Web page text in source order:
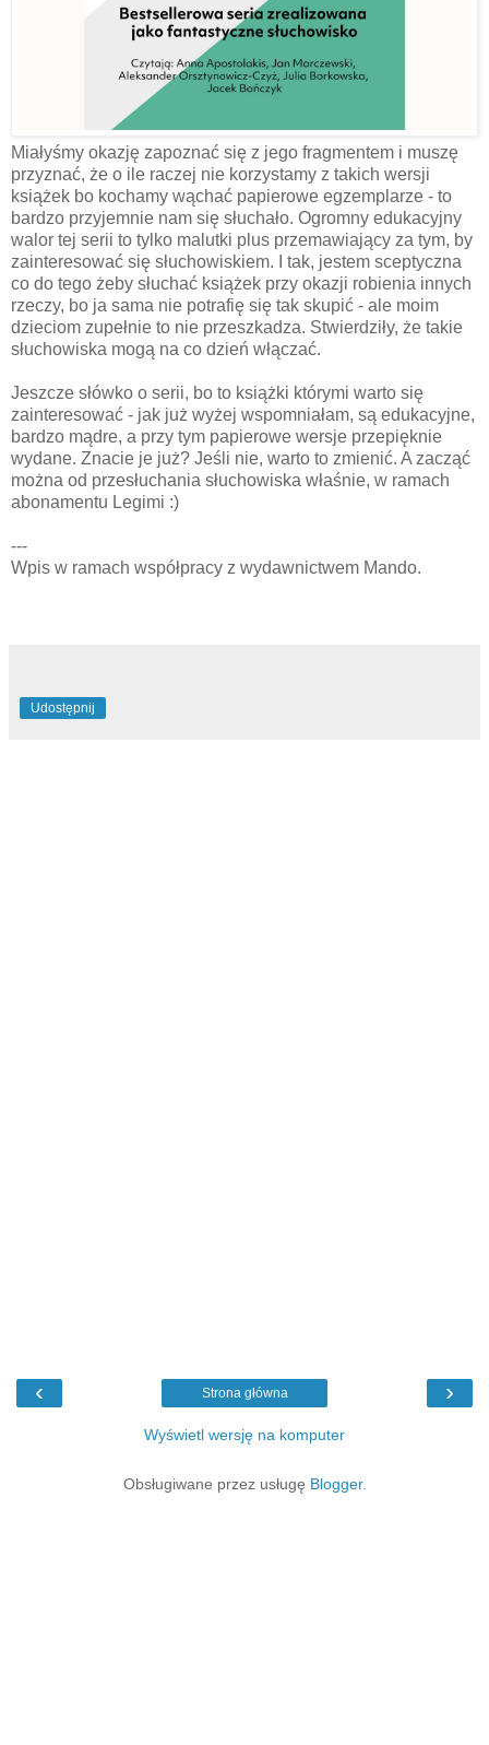
Miałyśmy okazję zapoznać się z jego fragmentem i muszę
przyznać, że o ile raczej nie korzystamy z takich wersji
książek bo kochamy wąchać papierowe egzemplarze - to
bardzo przyjemnie nam się słuchało. Ogromny edukacyjny
walor tej serii to tylko malutki plus przemawiający za tym, by
zainteresować się słuchowiskiem. I tak, jestem sceptyczna
co do tego żeby słuchać książek przy okazji robienia innych
rzeczy, bo ja sama nie potrafię się tak skupić - ale moim
dzieciom zupełnie to nie przeszkadza. Stwierdziły, że takie
słuchowiska mogą na co dzień włączać.
Jeszcze słówko o serii, bo to książki którymi warto się
zainteresować - jak już wyżej wspomniałam, są edukacyjne,
bardzo mądre, a przy tym papierowe wersje przepięknie
wydane. Znacie je już? Jeśli nie, warto to zmienić. A zacząć
można od przesłuchania słuchowiska właśnie, w ramach
abonamentu Legimi :)
---
Wpis w ramach współpracy z wydawnictwem Mando.
Udostępnij
‹ ›
Strona główna
Wyświetl wersję na komputer
Obsługiwane przez usługę Blogger.